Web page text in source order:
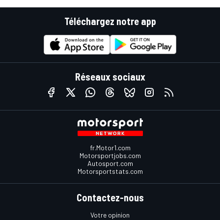
Téléchargez notre app
Réseaux sociaux
fr.Motor1.com
Motorsportjobs.com
Autosport.com
Motorsportstats.com
Contactez-nous
Votre opinion